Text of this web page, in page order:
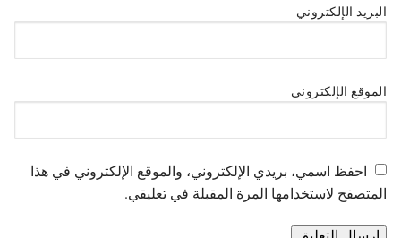
البريد الإلكتروني
الموقع الإلكتروني
احفظ اسمي، بريدي الإلكتروني، والموقع الإلكتروني في هذا
المتصفح لاستخدامها المرة المقبلة في تعليقي.